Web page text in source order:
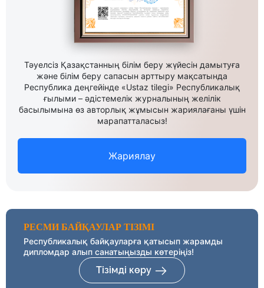
Тәуелсіз Қазақстанның білім беру жүйесін дамытуға
және білім беру сапасын арттыру мақсатында
Республика деңгейінде «Ustaz tilegi» Республикалық
ғылыми – әдістемелік журналының желілік
басылымына өз авторлық жұмысын жариялағаны үшін
марапатталасыз!
Жариялау
РЕСМИ БАЙҚАУЛАР ТІЗІМІ
Республикалық байқауларға қатысып жарамды
дипломдар алып санатыңызды көтеріңіз!
Тізімді көру